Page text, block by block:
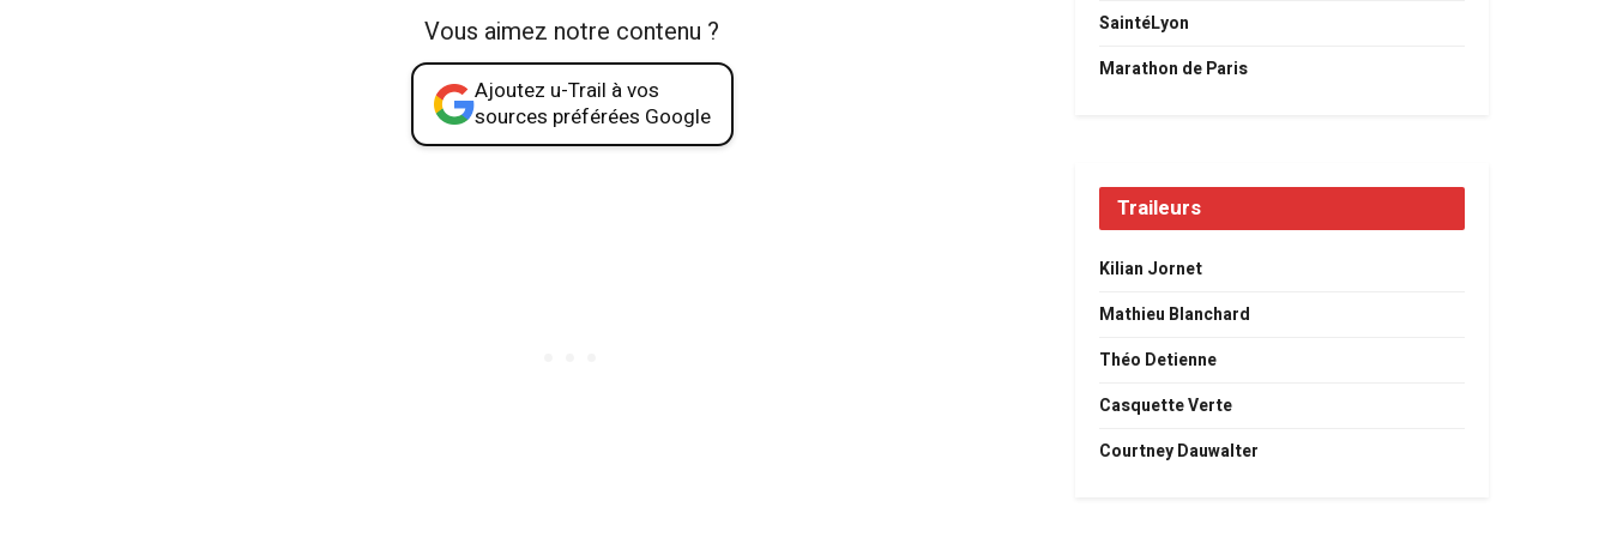
Vous aimez notre contenu ?
Ajoutez u-Trail à vos
sources préférées Google
SaintéLyon
Marathon de Paris
Traileurs
Kilian Jornet
Mathieu Blanchard
Théo Detienne
Casquette Verte
Courtney Dauwalter